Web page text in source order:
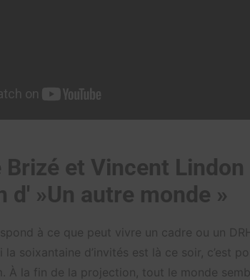
Brizé et Vincent
d' »Un autre monde »
à ce que peut vivre un cadre ou un
la soixantaine d’invités est là ce soir, c’est
À la fin de la projection, tout le monde